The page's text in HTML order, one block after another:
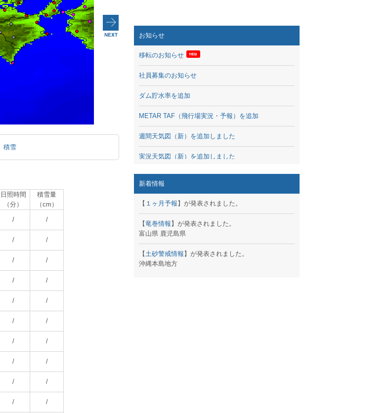
積雪
日照時間
（分）
積雪量
（cm）
/ /
/ /
/ /
/ /
/ /
/ /
/ /
/ /
/ /
/ /
お知らせ
移転のお知らせ
社員募集のお知らせ
ダム貯水率を追加
METAR TAF（飛行場実況・予報）を追加
週間天気図（新）を追加しました
実況天気図（新）を追加しました
潮汐・日出没、パワーアップ＆リニューアル
壁掛け 天気予報 温湿度計の販売を開始
新着情報
【 １ヶ月予報 】が発表されました。
【竜巻情報 】が発表されました。
富山県 鹿児島県
【土砂警戒情報 】が発表されました。
沖縄本島地方